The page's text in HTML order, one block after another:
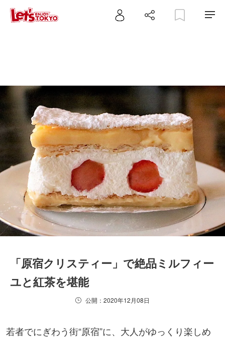
「原宿クリスティー」で絶品ミルフィー
ユと紅茶を堪能
公開：2020年12月08日
若者でにぎわう街“原宿”に、大人がゆっくり楽しめ